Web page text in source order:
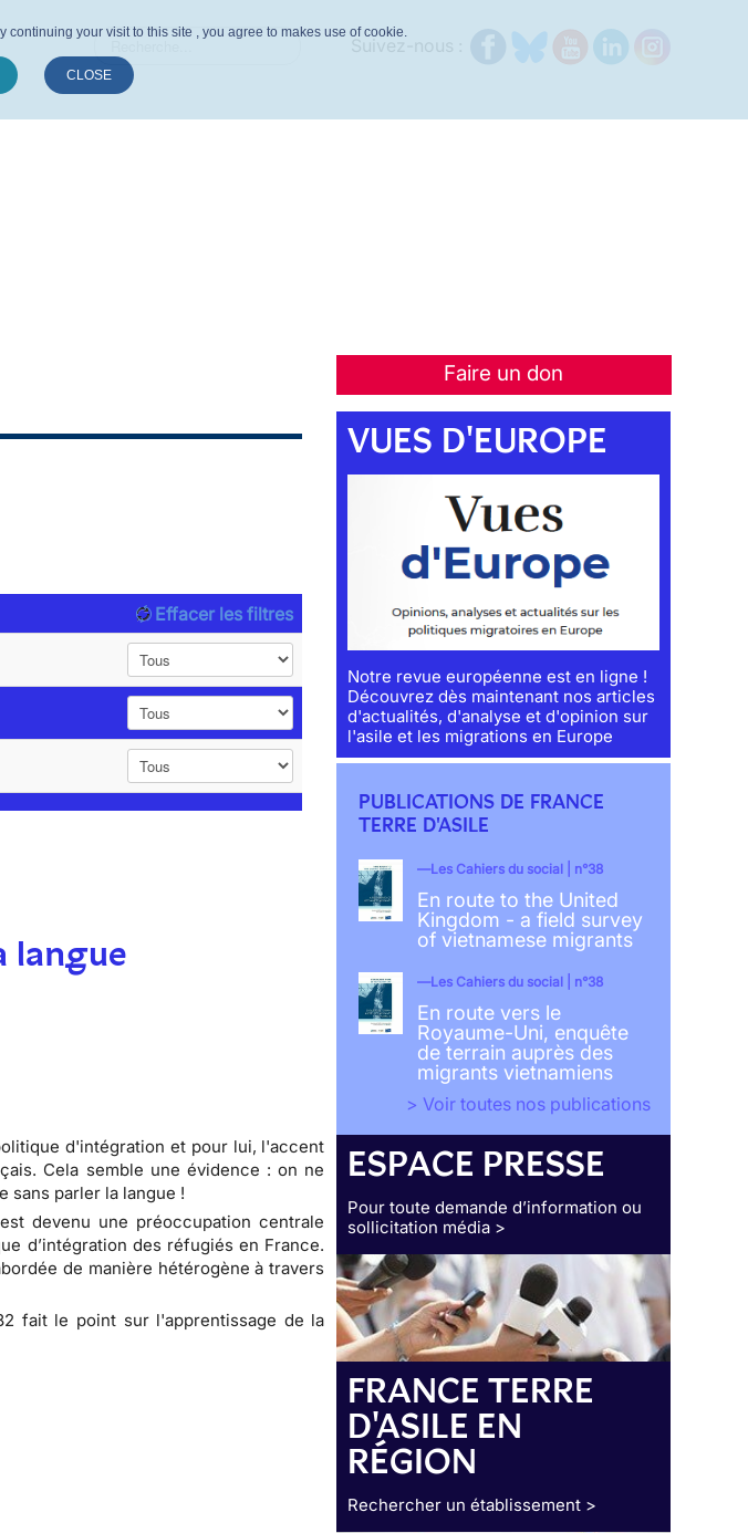
Faire un don
Effacer les filtres
langue
d'intégration et pour lui, l'accent
Cela semble une évidence : on ne
sans parler la langue !
devenu une préoccupation centrale
d’intégration des réfugiés en France.
de manière hétérogène à travers
fait le point sur l'apprentissage de la
VUES D'EUROPE
Notre revue européenne est en ligne !
Découvrez dès maintenant nos articles
d'actualités, d'analyse et d'opinion sur
l'asile et les migrations en Europe
PUBLICATIONS DE FRANCE
TERRE D'ASILE
Les Cahiers du social | n°38
En route to the United
Kingdom - a field survey
of vietnamese migrants
Les Cahiers du social | n°38
En route vers le
Royaume-Uni, enquête
de terrain auprès des
migrants vietnamiens
> Voir toutes nos publications
ESPACE PRESSE
Pour toute demande d’information ou
sollicitation média >
FRANCE TERRE
D'ASILE EN
RÉGION
Rechercher un établissement >
your visit to this site , you agree to makes use of cookie.
CLOSE